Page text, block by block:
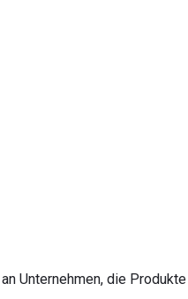
Unternehmen, die